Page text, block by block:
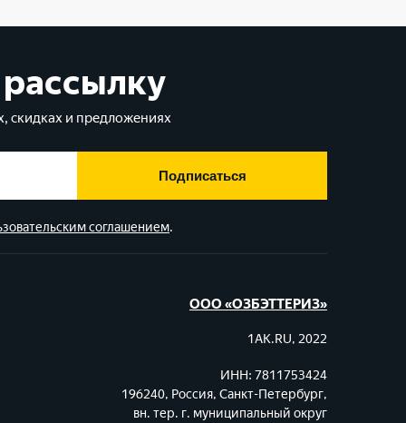
скидках и предложениях
Подписаться
соглашением.
ООО «ОЗБЭТТЕРИЗ»
1AK.RU, 2022
ИНН: 7811753424
196240, Россия, Санкт-Петербург,
вн. тер. г. муниципальный округ